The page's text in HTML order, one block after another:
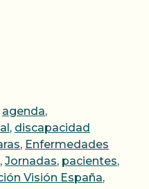
agenda,
, discapacidad
, Enfermedades
, Jornadas, pacientes,
Visión España,